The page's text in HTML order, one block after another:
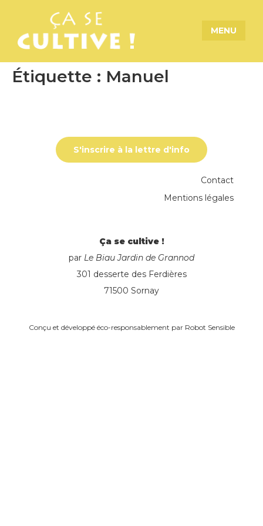
MENU
Étiquette : Manuel
Ça se cultive !
par Le Biau Jardin de Grannod
301 desserte des Ferdières
71500 Sornay
S'inscrire à la lettre d'info
Contact
Mentions légales
Conçu et développé éco-responsablement par Robot Sensible